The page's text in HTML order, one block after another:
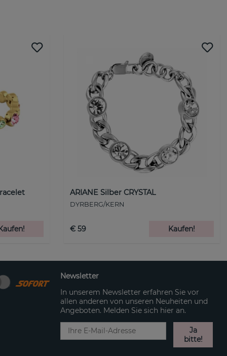
ARIANE Silber CRYSTAL
DYRBERG/KERN
€ 59 Kaufen!
Newsletter
In unserem Newsletter erfahren Sie vor
allen anderen von unseren Neuheiten und
Angeboten. Melden Sie sich hier an.
Ja
bitte!